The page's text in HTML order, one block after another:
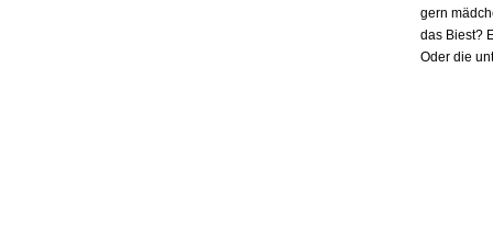
gern
das Biest?
Oder die